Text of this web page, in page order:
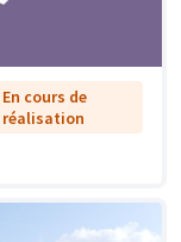
En cours de
réalisation